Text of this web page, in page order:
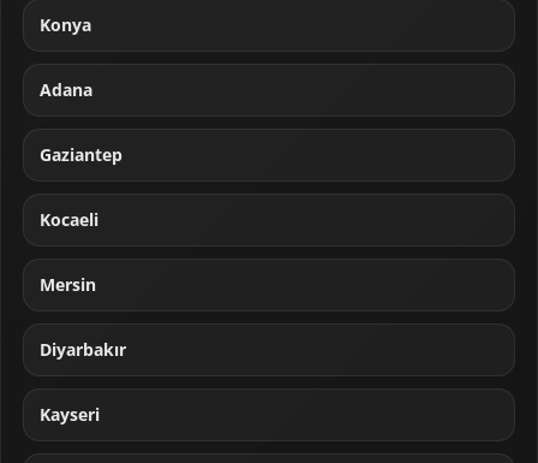
Konya
Adana
Gaziantep
Kocaeli
Mersin
Diyarbakır
Kayseri